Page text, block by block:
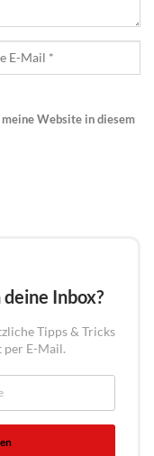
Website in diesem
Inbox?
Tipps & Tricks
E-Mail.